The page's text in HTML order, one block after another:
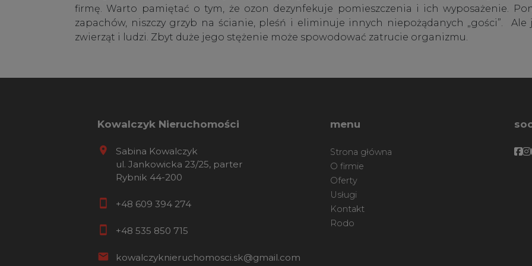
firmę. Warto pamiętać o tym, że ozon dezynfekuje pomieszczenia i ich wyposażenie.
zapachów, niszczy grzyb na ścianie, pleśń i eliminuje innych niepożądanych „gości”. Ale
zwierząt i ludzi. Zbyt duże jego stężenie może spowodować zatrucie organizmu.
Kowalczyk Nieruchomości
Sabina Kowalczyk
ul. Jankowicka 23/25, parter
Rybnik 44-200
+48 609 394 274
+48 535 850 715
kowalczyknieruchomosci.sk@gmail.com
menu
Strona główna
O firmie
Oferty
Usługi
Kontakt
Rodo